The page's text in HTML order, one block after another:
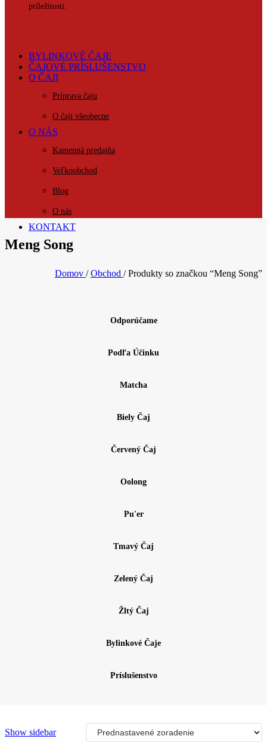
príležitosti.
BYLINKOVÉ ČAJE
ČAJOVÉ PRÍSLUŠENSTVO
O ČAJI
Príprava čaju
O čaji všeobecne
O NÁS
Kamenná predajňa
Veľkoobchod
Blog
O nás
KONTAKT
Meng Song
Domov / Obchod / Produkty so značkou “Meng Song”
Odporúčame
Podľa Účinku
Matcha
Biely Čaj
Červený Čaj
Oolong
Pu'er
Tmavý Čaj
Zelený Čaj
Žltý Čaj
Bylinkové Čaje
Príslušenstvo
Show sidebar